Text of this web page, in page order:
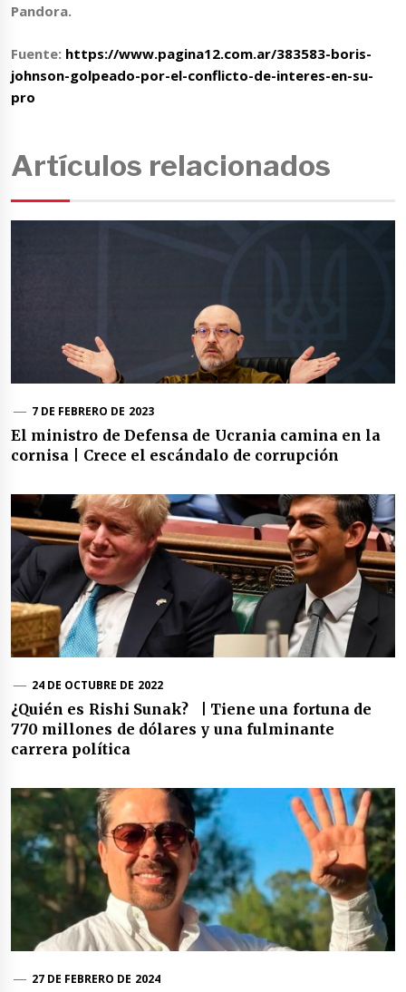
Pandora.
Fuente: https://www.pagina12.com.ar/383583-boris-
johnson-golpeado-por-el-conflicto-de-interes-en-su-
pro
Artículos relacionados
7 DE FEBRERO DE 2023
El ministro de Defensa de Ucrania camina en la
cornisa | Crece el escándalo de corrupción
24 DE OCTUBRE DE 2022
¿Quién es Rishi Sunak? | Tiene una fortuna de
770 millones de dólares y una fulminante
carrera política
27 DE FEBRERO DE 2024